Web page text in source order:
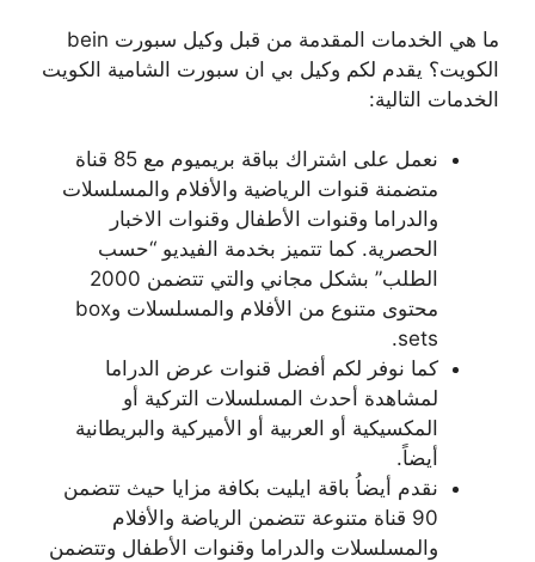
ما هي الخدمات المقدمة من قبل وكيل سبورت bein
الكويت؟ يقدم لكم وكيل بي ان سبورت الشامية الكويت
الخدمات التالية:
نعمل على اشتراك بباقة بريميوم مع 85 قناة
متضمنة قنوات الرياضية والأفلام والمسلسلات
والدراما وقنوات الأطفال وقنوات الاخبار
الحصرية. كما تتميز بخدمة الفيديو “حسب
الطلب” بشكل مجاني والتي تتضمن 2000
محتوى متنوع من الأفلام والمسلسلات وbox
sets.
كما نوفر لكم أفضل قنوات عرض الدراما
لمشاهدة أحدث المسلسلات التركية أو
المكسيكية أو العربية أو الأميركية والبريطانية
أيضاً.
نقدم أيضاُ باقة ايليت بكافة مزايا حيث تتضمن
90 قناة متنوعة تتضمن الرياضة والأفلام
والمسلسلات والدراما وقنوات الأطفال وتتضمن